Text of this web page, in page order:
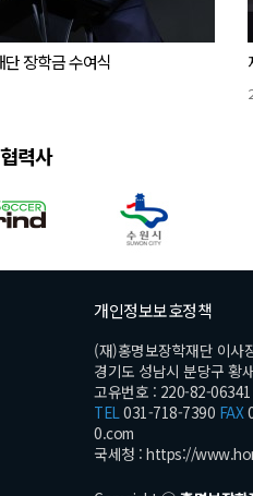
장학금 수여식
력사
개인정보보호정책
(재)홍명보장학재단 이사
경기도 성남시 분당구 황
고유번호 : 220-82-06341
TEL031-718-7390 FAX
0.com
국세청 : https://